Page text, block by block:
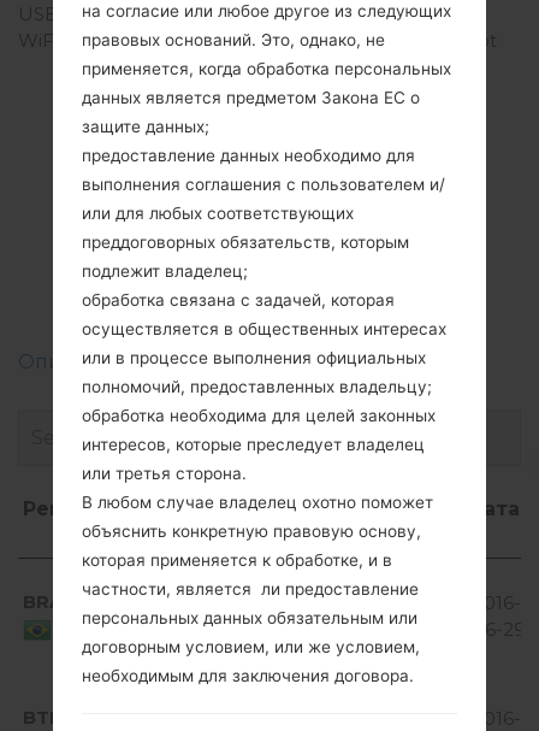
USB
microUSB 2.0
WiFi
Wi-Fi802.11b/g/n, hotspot
Прошивки
LGE615F(LGE615F)
akaLG Optimus L5
Dual
Описание регионов прошивок телефонов LG
Регион
Название
файла
ОС Размер Дата
Регион
Название
файла
ОС Размер
BRA
Brazil
V10P_00.kdz
Android
4.0 Ice
Cream
Sandwich
287.9 MiB
2016-
06-29
BTM
Android
2016-
на согласие или любое другое из следующих
правовых оснований. Это, однако, не
применяется, когда обработка персональных
данных является предметом Закона ЕС о
защите данных;
предоставление данных необходимо для
выполнения соглашения с пользователем и/
или для любых соответствующих
преддоговорных обязательств, которым
подлежит владелец;
обработка связана с задачей, которая
осуществляется в общественных интересах
или в процессе выполнения официальных
полномочий, предоставленных владельцу;
обработка необходима для целей законных
интересов, которые преследует владелец
или третья сторона.
В любом случае владелец охотно поможет
объяснить конкретную правовую основу,
которая применяется к обработке, и в
частности, является ли предоставление
персональных данных обязательным или
договорным условием, или же условием,
необходимым для заключения договора.